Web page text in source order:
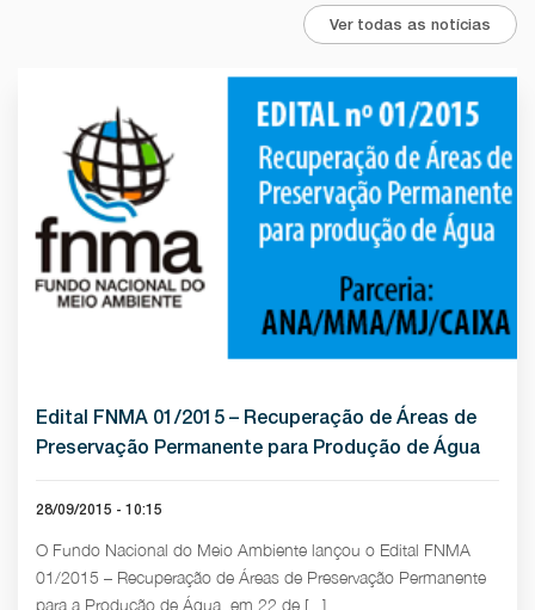
Ver todas as notícias
Edital FNMA 01/2015 – Recuperação de Áreas de
Preservação Permanente para Produção de Água
28/09/2015 - 10:15
O Fundo Nacional do Meio Ambiente lançou o Edital FNMA
01/2015 – Recuperação de Áreas de Preservação Permanente
para a Produção de Água, em 22 de [...]